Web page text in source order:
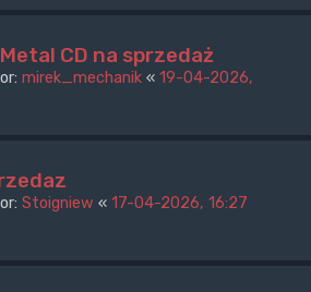
CD na sprzedaż
mirek_mechanik « 19-04-2026,
Stoigniew « 17-04-2026, 16:27